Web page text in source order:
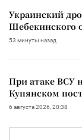
Украинский
Шебекинского
53 минуты назад
При атаке ВСУ
Купянском
6 августа 2026, 20:38